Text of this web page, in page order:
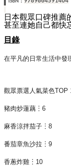
ISBN
日本觀眾口碑推薦
甚至連她自己都快
目錄
在平凡的日常生活中發
觀眾票選人氣菜色TOP
豬肉炒蓮藕︙6
麻香涼拌茄子︙8
番茄章魚沙拉︙9
香蔥炸雞︙10